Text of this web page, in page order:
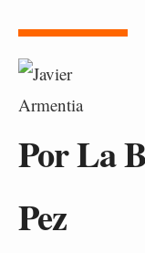
Por La
Pez